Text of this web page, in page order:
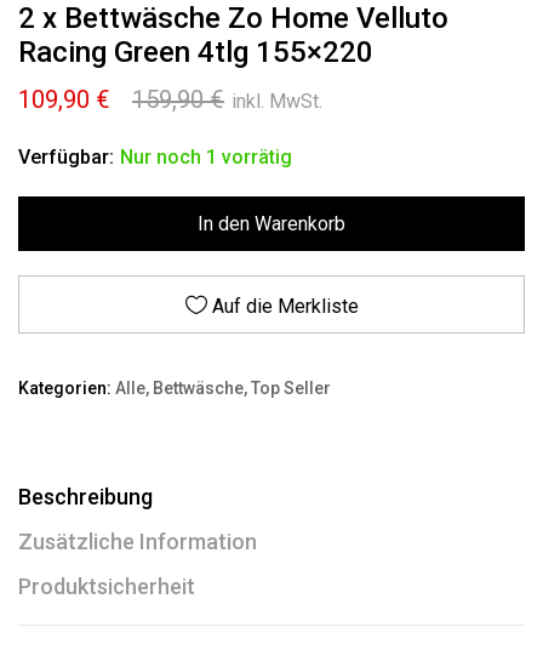
2 x Bettwäsche Zo Home Velluto
Racing Green 4tlg 155×220
159,90€ Ursprünglicher
war:
109,90 €
Aktueller
ist:
inkl. MwSt.
Verfügbar: Nur noch 1 vorrätig
In den Warenkorb
Auf die Merkliste
Kategorien: Alle, Bettwäsche,Top Seller
Beschreibung
Zusätzliche Information
Produktsicherheit